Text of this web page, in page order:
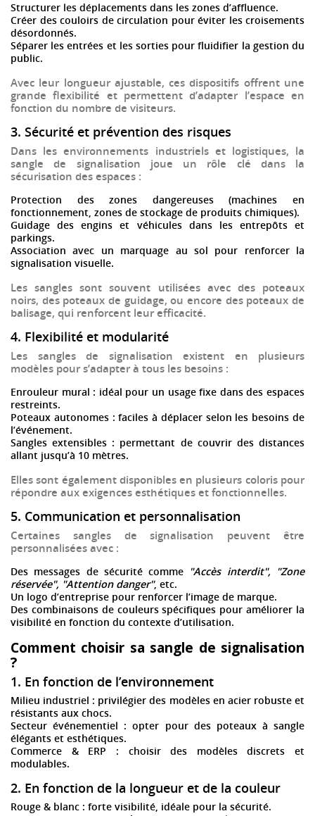
Structurer les déplacements dans les zones d’affluence.
Créer des couloirs de circulation pour éviter les croisements
désordonnés.
Séparer les entrées et les sorties pour fluidifier la gestion du
public.
Avec leur longueur ajustable, ces dispositifs offrent une
grande flexibilité et permettent d’adapter l’espace en
fonction du nombre de visiteurs.
3. Sécurité et prévention des risques
Dans les environnements industriels et logistiques, la
sangle de signalisation joue un rôle clé dans la
sécurisation des espaces :
Protection des zones dangereuses(machines en
fonctionnement, zones de stockage de produits chimiques).
Guidage des engins et véhiculesdans les entrepôts et
parkings.
Association avec un marquage au sol pour renforcer la
signalisation visuelle.
Les sangles sont souvent utilisées avec des poteaux
noirs, des poteaux de guidage, ou encore des poteaux de
balisage, qui renforcent leur efficacité.
4. Flexibilité et modularité
Les sangles de signalisation existent en plusieurs
modèles pour s’adapter à tous les besoins :
Enrouleur mural : idéal pour un usage fixe dans des espaces
restreints.
Poteaux autonomes: faciles à déplacer selon les besoins de
l’événement.
Sangles extensibles : permettant de couvrir des distances
allant jusqu’à 10 mètres.
Elles sont également disponibles en plusieurs coloris pour
répondre aux exigences esthétiques et fonctionnelles.
5. Communication et personnalisation
Certaines sangles de signalisation peuvent être
personnalisées avec :
Des messages de sécuritécomme "Accès interdit", "Zone
réservée", "Attention danger", etc.
Un logo d’entreprise pour renforcer l’image de marque.
Des combinaisons de couleurs spécifiques pour améliorer la
visibilité en fonction du contexte d’utilisation.
Comment choisir sa sangle de signalisation
?
1. En fonction de l’environnement
Milieu industriel : privilégier des modèles en acier robusteet
résistants aux chocs.
Secteur événementiel : opter pour des poteaux à sangle
élégants et esthétiques.
Commerce & ERP : choisir des modèles discrets et
modulables.
2. En fonction de la longueur et de la couleur
Rouge & blanc : forte visibilité, idéale pour la sécurité.